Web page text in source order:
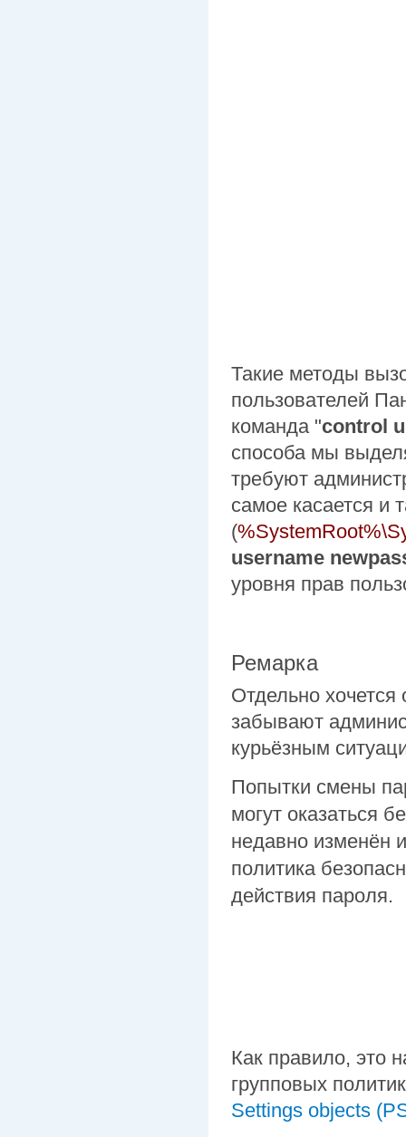
Такие методы
пользователей
команда "control
способа мы
требуют
самое касается и
(
username
уровня прав
Ремарка
Отдельно хочется
забывают
курьёзным
Попытки смены
могут оказаться
недавно изменён
политика
действия пароля.
Как правило, это
групповых
Settings objects